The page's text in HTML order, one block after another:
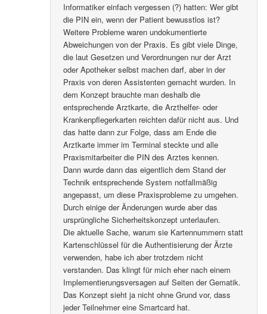
Informatiker einfach vergessen (?) hatten: Wer gibt
die PIN ein, wenn der Patient bewusstlos ist?
Weitere Probleme waren undokumentierte
Abweichungen von der Praxis. Es gibt viele Dinge,
die laut Gesetzen und Verordnungen nur der Arzt
oder Apotheker selbst machen darf, aber in der
Praxis von deren Assistenten gemacht wurden. In
dem Konzept brauchte man deshalb die
entsprechende Arztkarte, die Arzthelfer- oder
Krankenpflegerkarten reichten dafür nicht aus. Und
das hatte dann zur Folge, dass am Ende die
Arztkarte immer im Terminal steckte und alle
Praxismitarbeiter die PIN des Arztes kennen.
Dann wurde dann das eigentlich dem Stand der
Technik entsprechende System notfallmäßig
angepasst, um diese Praxisprobleme zu umgehen.
Durch einige der Änderungen wurde aber das
ursprüngliche Sicherheitskonzept unterlaufen.
Die aktuelle Sache, warum sie Kartennummern statt
Kartenschlüssel für die Authentisierung der Ärzte
verwenden, habe ich aber trotzdem nicht
verstanden. Das klingt für mich eher nach einem
Implementierungsversagen auf Seiten der Gematik.
Das Konzept sieht ja nicht ohne Grund vor, dass
jeder Teilnehmer eine Smartcard hat.